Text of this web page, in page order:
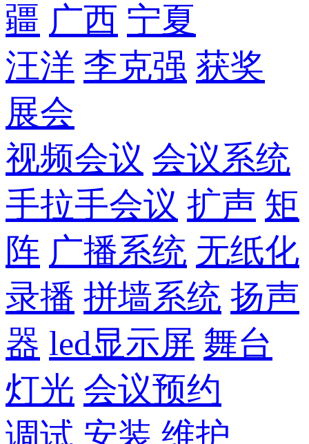
疆 广西 宁夏
汪洋 李克强 获奖
展会
视频会议 会议系统
手拉手会议 扩声 矩
阵 广播系统 无纸化
录播 拼墙系统 扬声
器 led显示屏 舞台
灯光 会议预约
调试 安装 维护